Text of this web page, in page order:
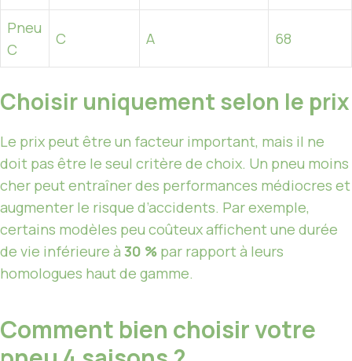
Pneu
C
C A 68
Choisir uniquement selon le prix
Le prix peut être un facteur important, mais il ne
doit pas être le seul critère de choix. Un pneu moins
cher peut entraîner des performances médiocres et
augmenter le risque d’accidents. Par exemple,
certains modèles peu coûteux affichent une durée
de vie inférieure à 30 % par rapport à leurs
homologues haut de gamme.
Comment bien choisir votre